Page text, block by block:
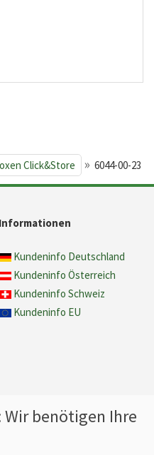
Click&Store » 6044-00-23
Informationen
Kundeninfo Deutschland
Kundeninfo Österreich
Kundeninfo Schweiz
Kundeninfo EU
benötigen Ihre